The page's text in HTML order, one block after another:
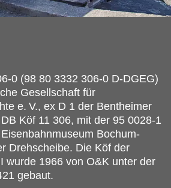
0 (98 80 3332 306-0 D-DGEG)
Gesellschaft für
e. V., ex D 1 der Bentheimer
Köf 11 306, mit der 95 0028-1
Bochum-
Drehscheibe. Die Köf der
wurde 1966 von O&K unter der
gebaut.